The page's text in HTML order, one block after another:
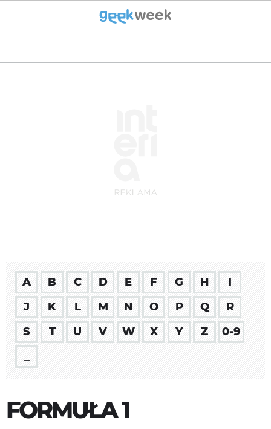
A B C D E F G H
I
J
K L M N O P Q
R
S
T U V W X Y Z
0-9
FORMUŁA 1